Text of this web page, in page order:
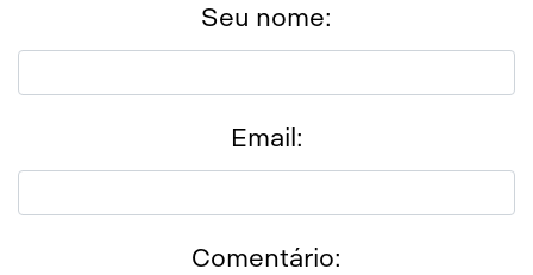
Seu nome:
Email:
Comentário: